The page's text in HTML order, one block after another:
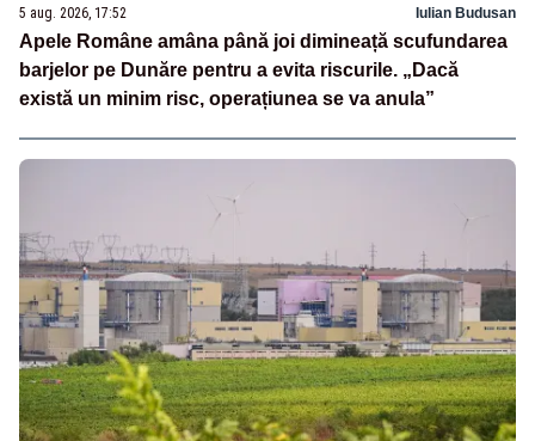
5 aug. 2026, 17:52 Iulian Budusan
Apele Române amâna până joi dimineață scufundarea
barjelor pe Dunăre pentru a evita riscurile. „Dacă
există un minim risc, operațiunea se va anula”